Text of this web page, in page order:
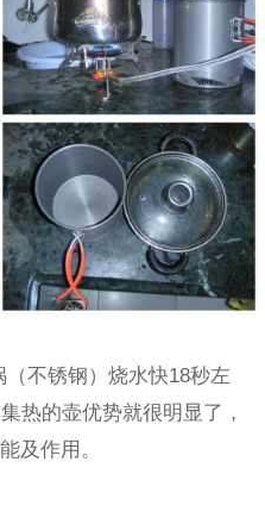
不锈钢）烧水快18秒左
热的壶优势就很明显了，
及作用。